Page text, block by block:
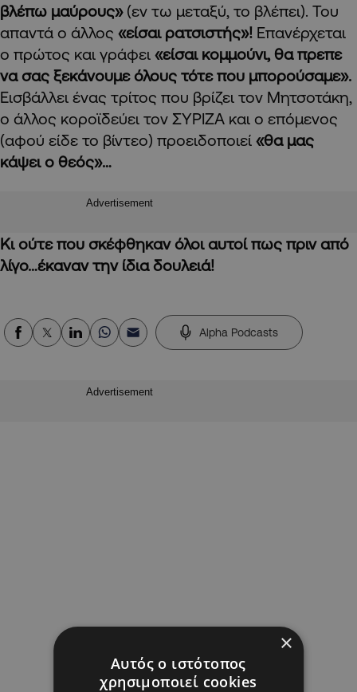
βλέπω μαύρους» (εν τω μεταξύ, το βλέπει). Του
απαντά ο άλλος «είσαι ρατσιστής»! Επανέρχεται
ο πρώτος και γράφει «είσαι κομμούνι, θα πρεπε
να σας ξεκάνουμε όλους τότε που μπορούσαμε».
Εισβάλλει ένας τρίτος που βρίζει τον Μητσοτάκη,
ο άλλος κοροϊδεύει τον ΣΥΡΙΖΑ και ο επόμενος
(αφού είδε το βίντεο) προειδοποιεί «θα μας
κάψει ο θεός»…
Advertisement
Κι ούτε που σκέφθηκαν όλοι αυτοί πως πριν από
λίγο…έκαναν την ίδια δουλειά!
Alpha Podcasts
Advertisement
×
Αυτός ο ιστότοπος
χρησιμοποιεί cookies